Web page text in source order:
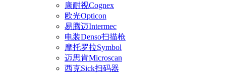
康耐视Cognex
欧光Opticon
易腾迈Intermec
电装Denso扫描枪
摩托罗拉Symbol
迈思肯Microscan
西克Sick扫码器